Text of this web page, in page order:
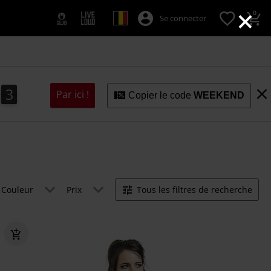
×
Se connecter 0
1
2
1
3
2 Par ici ! Copier le codeWEEKEND
Couleur Prix Tous les filtres de recherche